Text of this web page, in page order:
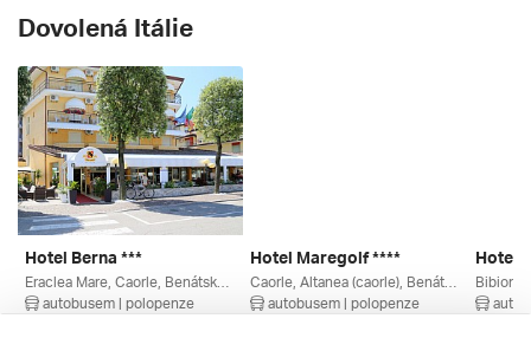
Dovolená Itálie
Hotel Berna ***
autobusem | polopenze
Hotel Maregolf ****
autobusem | polopenze
Hotel